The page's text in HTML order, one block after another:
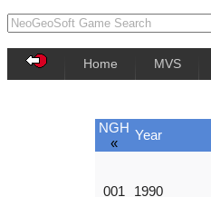
Home MVS
NGH
«
Year
001 1990